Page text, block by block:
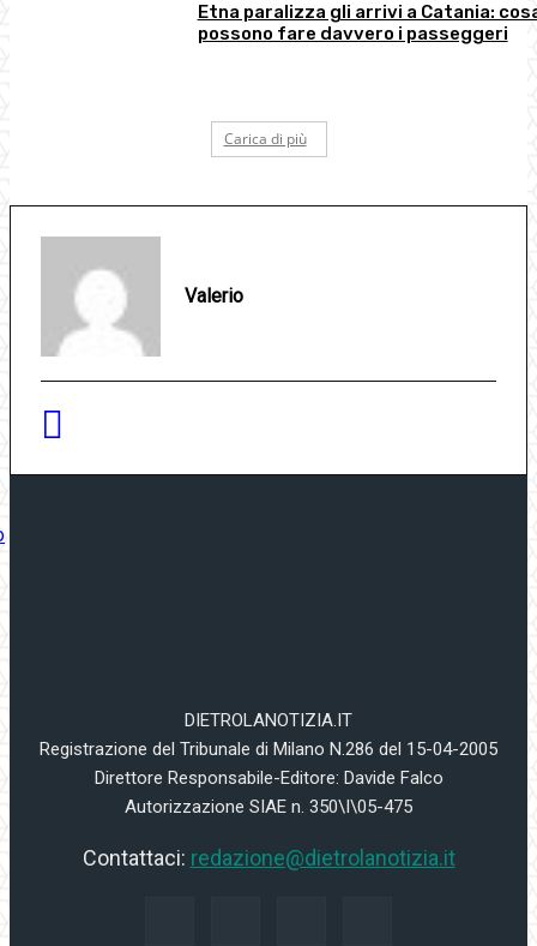
Etna paralizza gli arrivi a Catania:
possono fare davvero i passeggeri
Carica di più
Valerio
DIETROLANOTIZIA.IT
Registrazione del Tribunale di Milano N.286 del 15-04-2005
Direttore Responsabile-Editore: Davide Falco
Autorizzazione SIAE n. 350\I\05-475
Contattaci: redazione@dietrolanotizia.it